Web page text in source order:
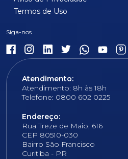
Termos de Uso
Atendimento:
Atendimento: 8h às 18h
Telefone: 0800 602 0225
Endereço:
Rua Treze de Maio, 616
CEP 80510-030
Bairro São Francisco
Curitiba - PR